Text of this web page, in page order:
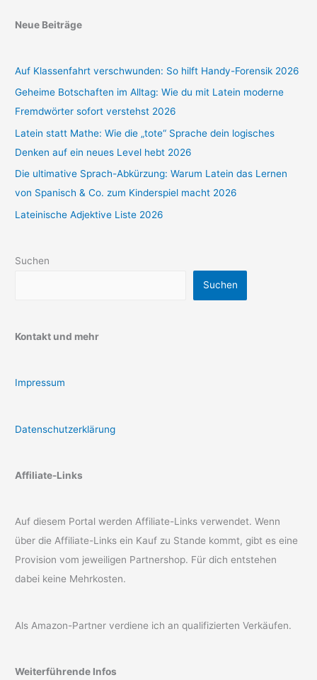
Neue Beiträge
Auf Klassenfahrt verschwunden: So hilft Handy-Forensik 2026
Geheime Botschaften im Alltag: Wie du mit Latein moderne
Fremdwörter sofort verstehst 2026
Latein statt Mathe: Wie die „tote“ Sprache dein logisches
Denken auf ein neues Level hebt 2026
Die ultimative Sprach-Abkürzung: Warum Latein das Lernen
von Spanisch & Co. zum Kinderspiel macht 2026
Lateinische Adjektive Liste 2026
Suchen
Suchen
Kontakt und mehr
Impressum
Datenschutzerklärung
Affiliate-Links
Auf diesem Portal werden Affiliate-Links verwendet. Wenn
über die Affiliate-Links ein Kauf zu Stande kommt, gibt es eine
Provision vom jeweiligen Partnershop. Für dich entstehen
dabei keine Mehrkosten.
Als Amazon-Partner verdiene ich an qualifizierten Verkäufen.
Weiterführende Infos